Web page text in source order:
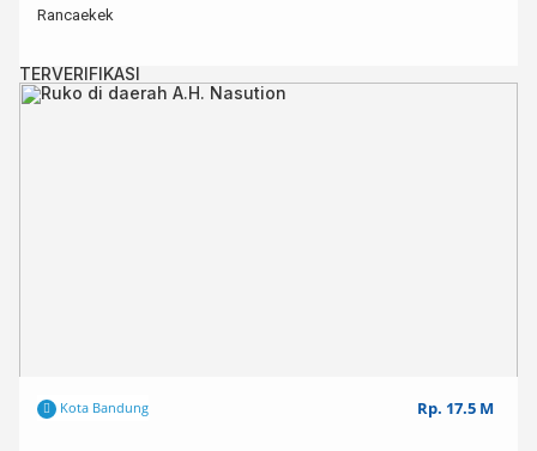
Rancaekek
TERVERIFIKASI
Kota Bandung Rp. 17.5 M